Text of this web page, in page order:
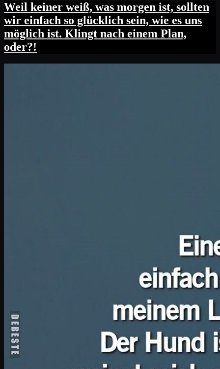
Weil keiner weiß, was morgen ist, sollten
wir einfach so glücklich sein, wie es uns
möglich ist. Klingt nach einem Plan,
oder?!